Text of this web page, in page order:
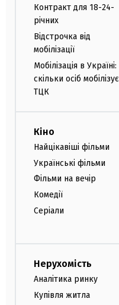
Контракт для 18-24-
річних
Відстрочка від
мобілізації
Мобілізація в Україні:
скільки осіб мобілізує
ТЦК
Кіно
Найцікавіші фільми
Українські фільми
Фільми на вечір
Комедії
Серіали
Нерухомість
Аналітика ринку
Купівля житла